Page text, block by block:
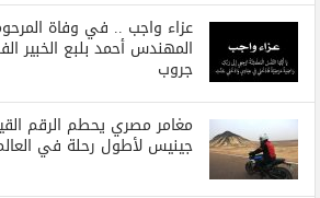
عزاء واجب .. في وفاة
المهندس أحمد بلبع الخبير
جروب
مغامر مصري يحطم الرقم
جينيس لأطول رحلة في